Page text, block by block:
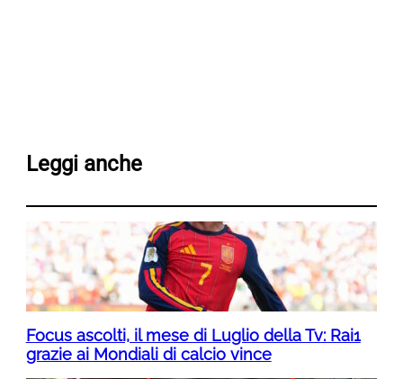
Leggi anche
Focus ascolti, il mese di Luglio della Tv: Rai1
grazie ai Mondiali di calcio vince